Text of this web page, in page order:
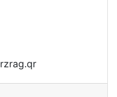
qablro